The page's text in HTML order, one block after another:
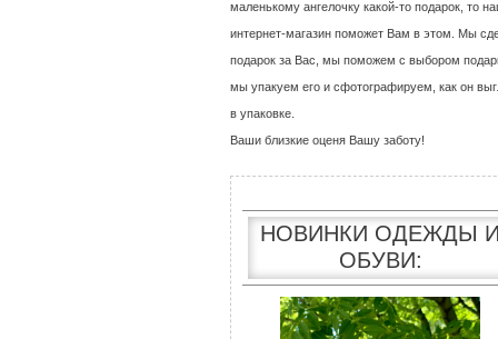
маленькому ангелочку какой-то подарок, то
интернет-магазин поможет Вам в этом. Мы
подарок за Вас, мы поможем с выбором
мы упакуем его и сфотографируем, как он
в упаковке.
Ваши близкие оценя Вашу заботу!
НОВИНКИ ОДЕЖДЫ И
ОБУВИ: